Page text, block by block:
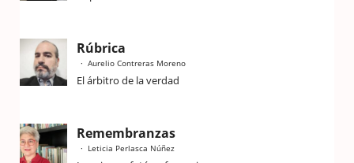
Rúbrica
Aurelio Contreras Moreno
El árbitro de la verdad
Remembranzas
Leticia Perlasca Núñez